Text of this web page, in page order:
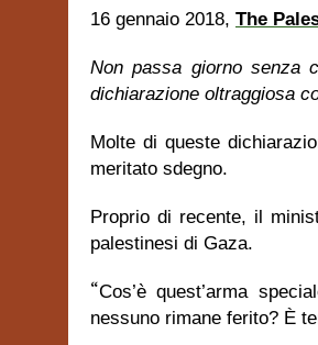
16 gennaio 2018, The
Non passa giorno senza
dichiarazione oltraggiosa
Molte di queste
meritato sdegno.
Proprio di recente, il
palestinesi di Gaza.
“Cos’è quest’arma
nessuno rimane ferito? È